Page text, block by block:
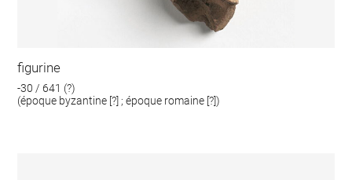
figurine
-30 / 641 (?)
(époque byzantine [?] ; époque romaine [?])